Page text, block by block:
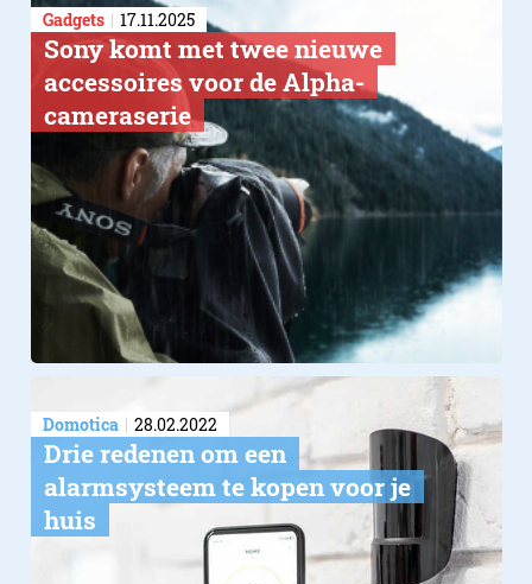
Gadgets 17.11.2025
Sony komt met twee nieuwe
accessoires voor de Alpha-
cameraserie
Domotica 28.02.2022
Drie redenen om een
alarmsysteem te kopen voor je
huis